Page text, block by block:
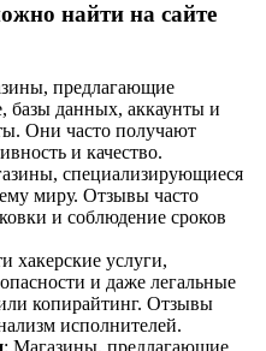
найти на сайте
предлагающие
базы данных, аккаунты и
Они часто получают
и качество.
специализирующиеся
миру. Отзывы часто
и соблюдение сроков
хакерские услуги,
и даже легальные
копирайтинг. Отзывы
исполнителей.
: Магазины, предлагающие